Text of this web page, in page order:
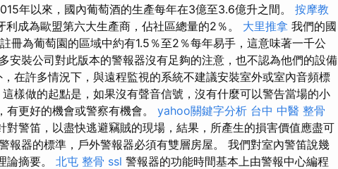
年以來，國內葡萄酒的生產每年在3億至3.6億升之間。 按摩教
利成為歐盟第六大生產商，佔社區總量的2％。 大里推拿 我們的國
冊為葡萄園的區域中約有1.5％至2％每年易手，這意味著一千公
安裝公司對此版本的警報器沒有足夠的注意，也不認為他們的設備
，在許多情況下，與遠程監視的系統不建議安裝室外或室內音頻標
這樣做的起點是，如果沒有聲音信號，沒有什麼可以警告當場的小
更好的機會或警察有機會。 yahoo關鍵字分析 台中 中醫 整骨
對警笛，以盡快逃避竊賊的現場，結果，所產生的損害價值應盡可
報器的標準，戶外警報器必須有雙層房屋。 我們對室內警笛說幾
論摘要。 北屯 整骨 ssl 警報器的功能時間基本上由警報中心編程